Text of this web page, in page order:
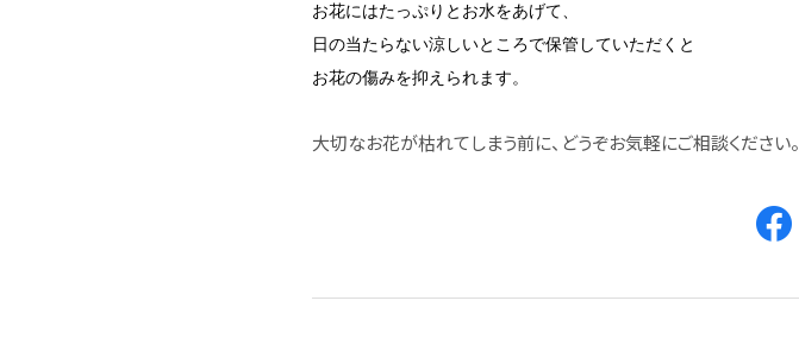
お花にはたっぷりとお水をあげて、
日の当たらない涼しいところで保管していただくと
お花の傷みを抑えられます。
大切なお花が枯れてしまう前に、どうぞお気軽にご相談ください。